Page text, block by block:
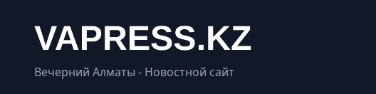
Вечерний Алматы - Новостной сайт